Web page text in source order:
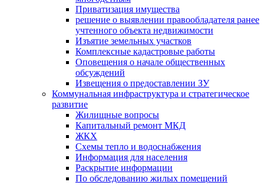
Приватизация имущества
решение о выявлении правообладателя ранее
учтенного объекта недвижимости
Изъятие земельных участков
Комплексные кадастровые работы
Оповещения о начале общественных
обсуждений
Извещения о предоставлении ЗУ
Коммунальная инфраструктура и стратегическое
развитие
Жилищные вопросы
Капитальный ремонт МКД
ЖКХ
Схемы тепло и водоснабжения
Информация для населения
Раскрытие информации
По обследованию жилых помещений